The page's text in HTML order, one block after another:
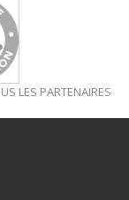
LES PARTENAIRES